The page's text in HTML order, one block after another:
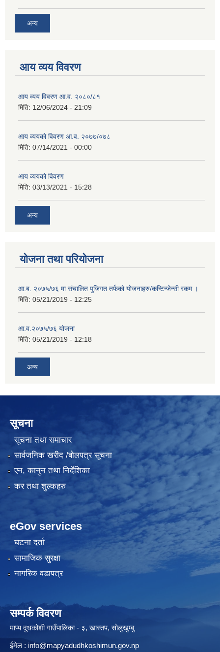
अन्य
आय व्यय विवरण
आय व्यय विवरण आ.व. २०८०/८१
मिति: 12/06/2024 - 21:09
आय व्ययको विवरण आ.व. २०७७/०७८
मिति: 07/14/2021 - 00:00
आय व्ययको विवरण
मिति: 03/13/2021 - 15:28
अन्य
योजना तथा परियोजना
आ.ब. २०७५/७६ मा संचालित पुजिगत तर्फको योजनाहरु/कन्टिन्जेन्सी रकम ।
मिति: 05/21/2019 - 12:25
आ.व.२०७५/७६ योजना
मिति: 05/21/2019 - 12:18
अन्य
सूचना
सूचना तथा समाचार
सार्वजनिक खरीद /बोलपत्र सूचना
एन, कानुन तथा निर्देशिका
कर तथा शुल्कहरु
eGov services
घटना दर्ता
सामाजिक सुरक्षा
नागरिक वडापत्र
सम्पर्क विवरण
माप्य दुधकोशी गाउँपालिका - ३, खास्तप, सोलुखुम्बु
ईमेल : info@mapyadudhkoshimun.gov.np